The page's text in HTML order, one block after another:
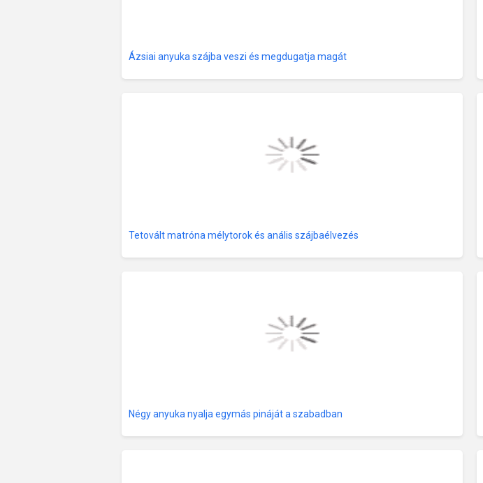
Ázsiai anyuka szájba veszi és megdugatja magát
Tetovált matróna mélytorok és anális szájbaélvezés
Négy anyuka nyalja egymás pináját a szabadban